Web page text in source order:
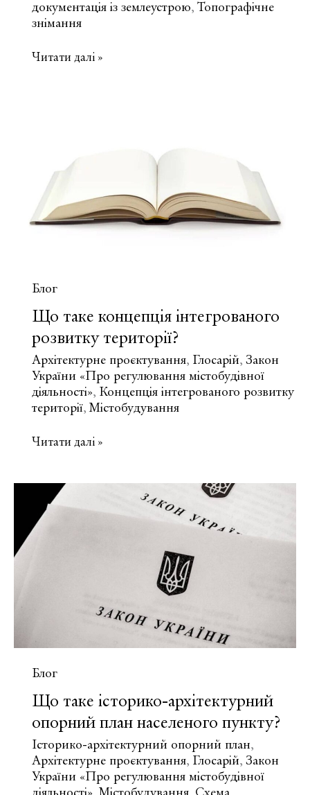
документація із землеустрою, Топографічне
знімання
Що
план
місцевості?
Читати далі »
Блог
Що таке концепція інтегрованого
розвитку території?
Архітектурне проєктування, Глосарій, Закон
України «Про регулювання містобудівної
діяльності», Концепція інтегрованого розвитку
території,Містобудування
Що
інтегрованого
розвитку
території?
Читати далі »
Блог
Що таке історико-архітектурний
опорний план населеного пункту?
Історико-архітектурний опорний план,
Архітектурне проєктування, Глосарій, Закон
України «Про регулювання містобудівної